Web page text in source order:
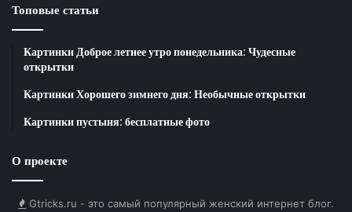
HTML-код для вставки на сайт и блог:
BB-код для вставки на форум:
Топовые статьи
Картинки Доброе летнее утро понедельника: Чудесные
открытки
Картинки Хорошего зимнего дня: Необычные открытки
Картинки пустыня: бесплатные фото
О проекте
Gtricks.ru - это самый популярный женский интернет блог.